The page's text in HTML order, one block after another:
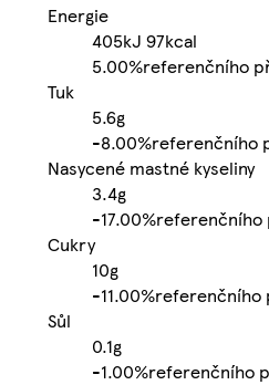
Energie
405kJ 97kcal
5.00%referenčního
Tuk
5.6g
-8.00%referenčního
Nasycené mastné kyseliny
3.4g
-17.00%referenčního
Cukry
10g
-11.00%referenčního
Sůl
0.1g
-1.00%referenčního